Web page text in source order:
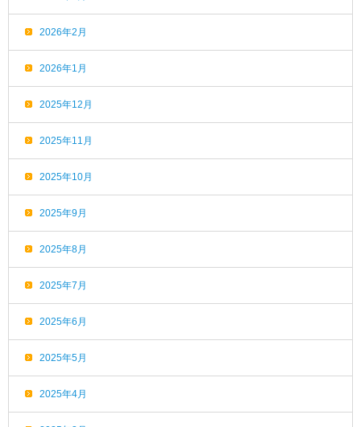
2026年2月
2026年1月
2025年12月
2025年11月
2025年10月
2025年9月
2025年8月
2025年7月
2025年6月
2025年5月
2025年4月